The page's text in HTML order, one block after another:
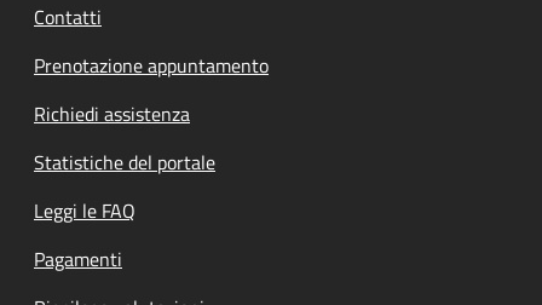
Contatti
Prenotazione appuntamento
Richiedi assistenza
Statistiche del portale
Leggi le FAQ
Pagamenti